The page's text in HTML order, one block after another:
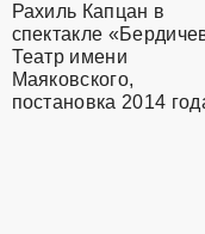
Рахиль Капцан в
спектакле
Театр имени
Маяковского,
постановка 2014